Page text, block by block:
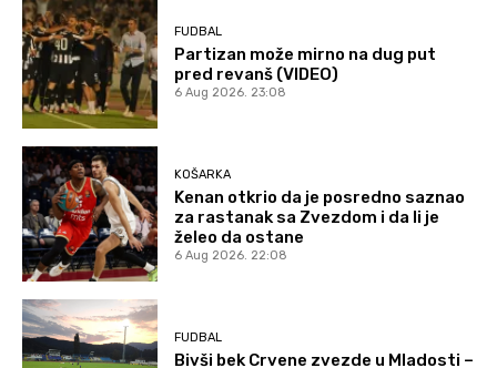
FUDBAL
Partizan može mirno na dug put
pred revanš (VIDEO)
6 Aug 2026. 23:08
KOŠARKA
Kenan otkrio da je posredno saznao
za rastanak sa Zvezdom i da li je
želeo da ostane
6 Aug 2026. 22:08
FUDBAL
Bivši bek Crvene zvezde u Mladosti –